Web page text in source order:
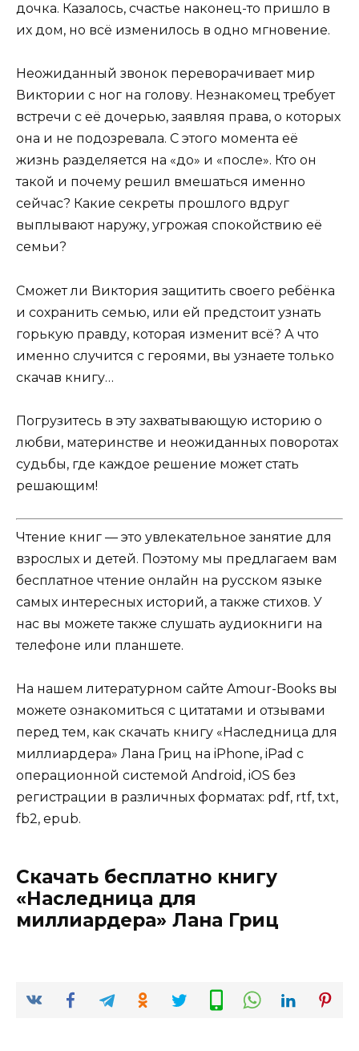
дочка. Казалось, счастье наконец-то пришло в
их дом, но всё изменилось в одно мгновение.
Неожиданный звонок переворачивает мир
Виктории с ног на голову. Незнакомец требует
встречи с её дочерью, заявляя права, о которых
она и не подозревала. С этого момента её
жизнь разделяется на «до» и «после». Кто он
такой и почему решил вмешаться именно
сейчас? Какие секреты прошлого вдруг
выплывают наружу, угрожая спокойствию её
семьи?
Сможет ли Виктория защитить своего ребёнка
и сохранить семью, или ей предстоит узнать
горькую правду, которая изменит всё? А что
именно случится с героями, вы узнаете только
скачав книгу…
Погрузитесь в эту захватывающую историю о
любви, материнстве и неожиданных поворотах
судьбы, где каждое решение может стать
решающим!
Чтение книг — это увлекательное занятие для
взрослых и детей. Поэтому мы предлагаем вам
бесплатное чтение онлайн на русском языке
самых интересных историй, а также стихов. У
нас вы можете также слушать аудиокниги на
телефоне или планшете.
На нашем литературном сайте Amour-Books вы
можете ознакомиться с цитатами и отзывами
перед тем, как скачать книгу «Наследница для
миллиардера» Лана Гриц на iPhone, iPad с
операционной системой Android, iOS без
регистрации в различных форматах: pdf, rtf, txt,
fb2, epub.
Скачать бесплатно книгу
«Наследница для
миллиардера» Лана Гриц